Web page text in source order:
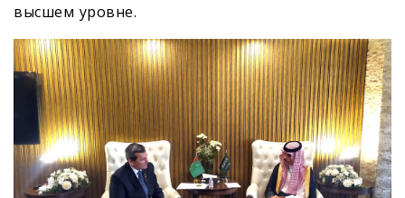
высшем уровне.